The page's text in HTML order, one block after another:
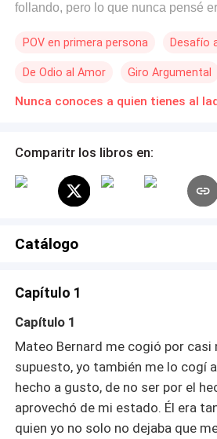
follando, pero lo que nunca pensé
la alta alcurnia, no tuve más
esposo. Debido a la mucha
y a mi nulo deseo de estar con él,
cuanto regaño o insulto se me
mí una actitud dócil y gentil Pero
cambiando con el tiempo, y justo
joven gentil y lleno de virtudes del
vida, mi familia paso de la
a él eso no le importo y estuvo allí
marido virtuoso aquí alguna vez
se convirtió en mi único apoyo.
POV en primera persona Desafío
De Odio al Amor Giro Argumental
Comparitr los libros en:
Catálogo
Capítulo 1
Capítulo 1
Mateo Bernard me cogió por casi
supuesto, yo también me lo cogí
hecho a gusto, de no ser por el
aprovechó de mi estado. Él era
quien yo no solo no dejaba que